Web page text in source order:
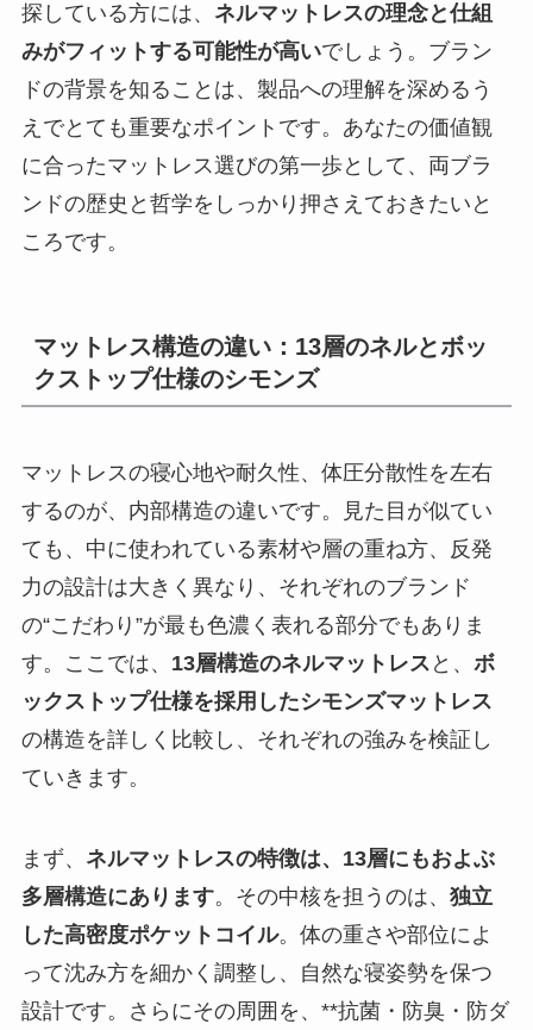
探している方には、 ネルマットレスの理念と仕組
みがフィットする可能性が高いでしょう。ブラン
ドの背景を知ることは、製品への理解を深めるう
えでとても重要なポイントです。あなたの価値観
に合ったマットレス選びの第一歩として、両ブラ
ンドの歴史と哲学をしっかり押さえておきたいと
ころです。
マットレス構造の違い：13層のネルとボッ
クストップ仕様のシモンズ
マットレスの寝心地や耐久性、体圧分散性を左右
するのが、内部構造の違いです。見た目が似てい
ても、中に使われている素材や層の重ね方、反発
力の設計は大きく異なり、それぞれのブランド
の“こだわり”が最も色濃く表れる部分でもありま
す。ここでは、 13層構造のネルマットレス と、 ボ
ックストップ仕様を採用したシモンズマットレス
の構造を詳しく比較し、それぞれの強みを検証し
ていきます。
まず、 ネルマットレスの特徴は、13層にもおよぶ
多層構造にあります。その中核を担うのは、 独立
した高密度ポケットコイル。体の重さや部位によ
って沈み方を細かく調整し、自然な寝姿勢を保つ
設計です。さらにその周囲を、**抗菌・防臭・防ダ